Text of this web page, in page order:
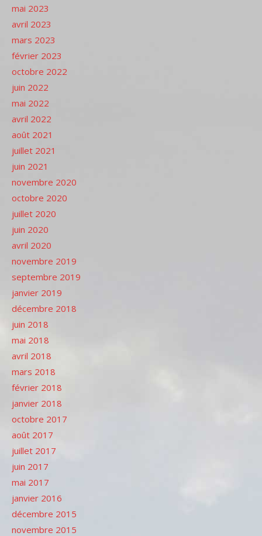
mai 2023
avril 2023
mars 2023
février 2023
octobre 2022
juin 2022
mai 2022
avril 2022
août 2021
juillet 2021
juin 2021
novembre 2020
octobre 2020
juillet 2020
juin 2020
avril 2020
novembre 2019
septembre 2019
janvier 2019
décembre 2018
juin 2018
mai 2018
avril 2018
mars 2018
février 2018
janvier 2018
octobre 2017
août 2017
juillet 2017
juin 2017
mai 2017
janvier 2016
décembre 2015
novembre 2015